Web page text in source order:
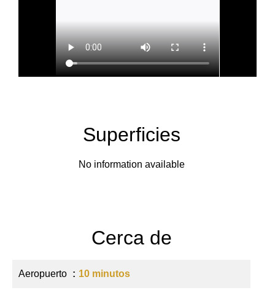
Superficies
No information available
Cerca de
Aeropuerto 10 minutos